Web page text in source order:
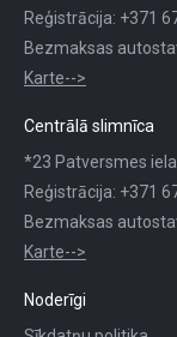
Reģistrācija: +371
Bezmaksas
Karte-->
Centrālā slimnīca
*23 Patversmes
Reģistrācija: +371
Bezmaksas
Karte-->
Noderīgi